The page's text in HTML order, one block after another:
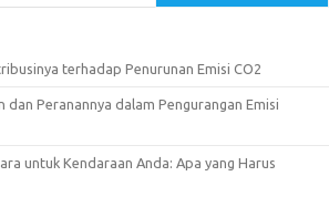
terhadap Penurunan Emisi CO2
dan Peranannya dalam Pengurangan Emisi
untuk Kendaraan Anda: Apa yang Harus